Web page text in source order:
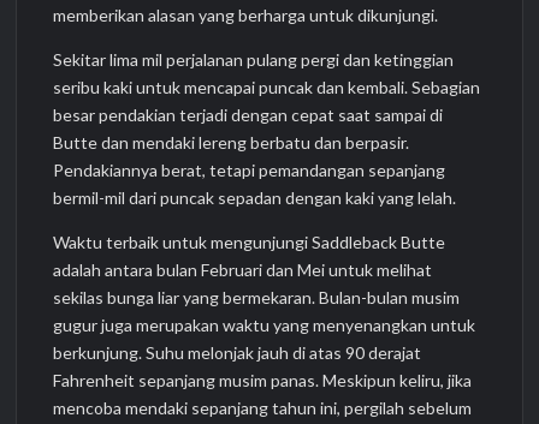
memberikan alasan yang berharga untuk dikunjungi.
Sekitar lima mil perjalanan pulang pergi dan ketinggian
seribu kaki untuk mencapai puncak dan kembali. Sebagian
besar pendakian terjadi dengan cepat saat sampai di
Butte dan mendaki lereng berbatu dan berpasir.
Pendakiannya berat, tetapi pemandangan sepanjang
bermil-mil dari puncak sepadan dengan kaki yang lelah.
Waktu terbaik untuk mengunjungi Saddleback Butte
adalah antara bulan Februari dan Mei untuk melihat
sekilas bunga liar yang bermekaran. Bulan-bulan musim
gugur juga merupakan waktu yang menyenangkan untuk
berkunjung. Suhu melonjak jauh di atas 90 derajat
Fahrenheit sepanjang musim panas. Meskipun keliru, jika
mencoba mendaki sepanjang tahun ini, pergilah sebelum